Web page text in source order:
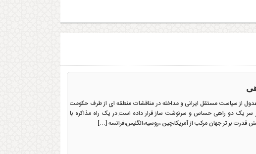
از سیاست مستقل ایرانی و مداخله در مناقشات منطقه ای از طرف حکومت
سر یک دو راهی حساس و سرنوشت ساز قرار داده است.در یک راه مذاکره با
بر تر جهان مرکب از آمریکا،چین ،روسیه،انگلیس،فرانسه […]